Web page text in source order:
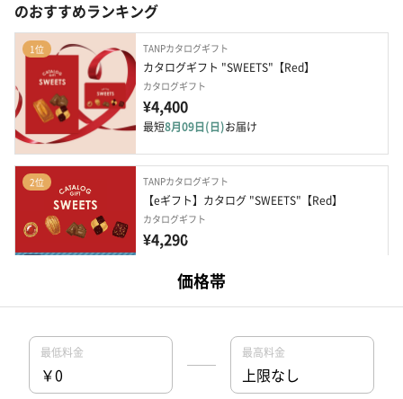
のおすすめランキング
1位 TANPカタログギフト
カタログギフト "SWEETS"【Red】
カタログギフト
¥4,400
最短8月09日(日)お届け
2位 TANPカタログギフト
【eギフト】カタログ "SWEETS"【Red】
カタログギフト
¥4,290
【eギフト】カタログ "SWEETS"【petit】
¥2,200